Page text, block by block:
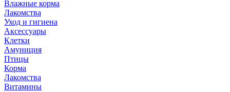
Влажные корма
Лакомства
Уход и гигиена
Аксессуары
Клетки
Амуниция
Птицы
Корма
Лакомства
Витамины